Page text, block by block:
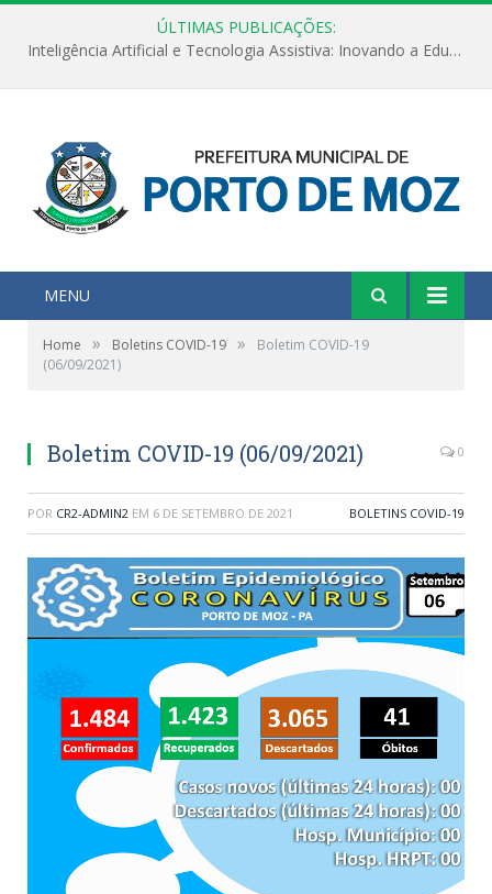
ÚLTIMAS PUBLICAÇÕES:
Inteligência Artificial e Tecnologia Assistiva: Inovando a Educação Especial e Inclusiva
MENU
Home » Boletins COVID-19 »
Boletim COVID-19
(06/09/2021)
Boletim COVID-19 (06/09/2021) 0
POR CR2-ADMIN2 EM 6 DE SETEMBRO DE 2021 BOLETINS COVID-19